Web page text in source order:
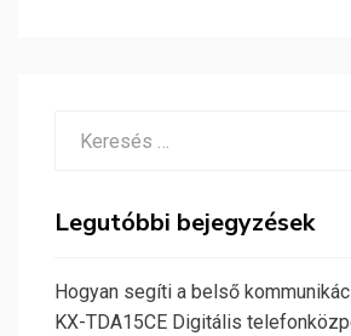
Legutóbbi bejegyzések
Hogyan segíti a belső
KX-TDA15CE Digitális